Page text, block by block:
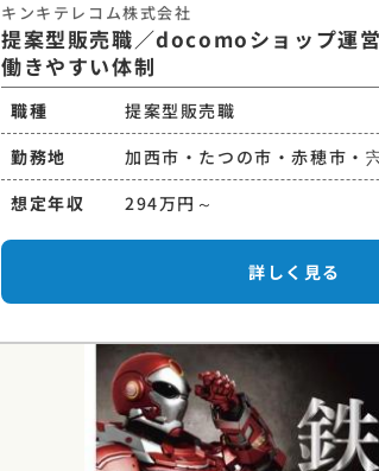
キンキテレコム株式会社
提案型販売職／docomoショップ運
働きやすい体制
職種
提案型販売職
勤務地
加西市・たつの市・赤穂市・
想定年収
294万円～
詳しく見る